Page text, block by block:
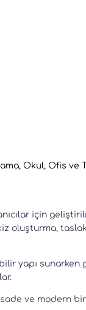
Okul, Ofis ve
için
oluşturma,
yapı sunarken
sade ve modern